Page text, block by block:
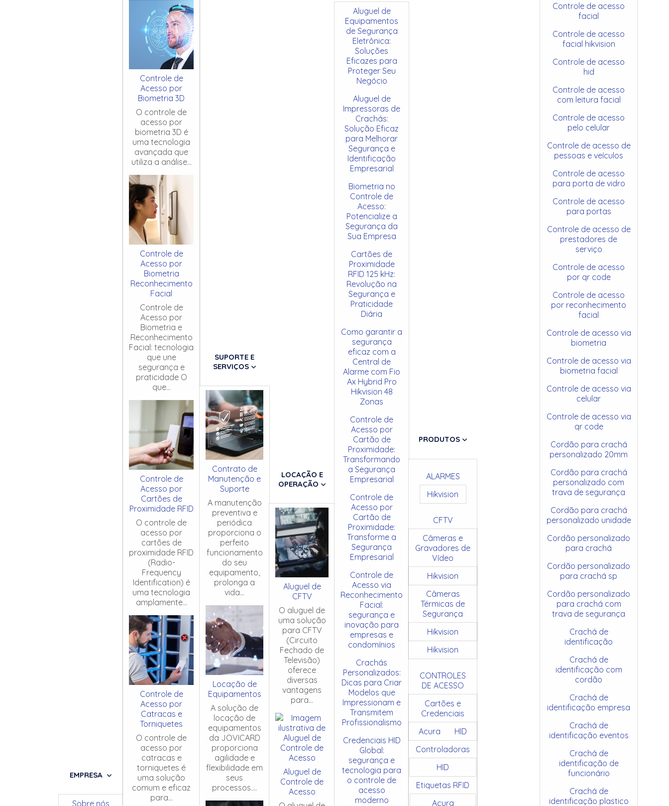
EMPRESA
Sobre nós
Controle de
Acesso por
Biometria 3D
O controle de
acesso por
biometria 3D é
uma tecnologia
avançada que
utiliza a análise...
Controle de
Acesso por
Biometria
Reconhecimento
Facial
Controle de
Acesso por
Biometria e
Reconhecimento
Facial: tecnologia
que une
segurança e
praticidade O
que...
Controle de
Acesso por
Cartões de
Proximidade RFID
O controle de
acesso por
cartões de
proximidade RFID
(Radio-
Frequency
Identification) é
uma tecnologia
amplamente...
Controle de
Acesso por
Catracas e
Torniquetes
O controle de
acesso por
catracas e
torniquetes é
uma solução
comum e eficaz
para...
SUPORTE E
SERVIÇOS
Contrato de
Manutenção e
Suporte
A manutenção
preventiva e
periódica
proporciona o
perfeito
funcionamento
do seu
equipamento,
prolonga a
vida...
Locação de
Equipamentos
A solução de
locação de
equipamentos
da JOVICARD
proporciona
agilidade e
flexibilidade em
seus
processos....
LOCAÇÃO E
OPERAÇÃO
Aluguel de
CFTV
O aluguel de
uma solução
para CFTV
(Circuito
Fechado de
Televisão)
oferece
diversas
vantagens
para...
Aluguel de
Controle de
Acesso
Aluguel de
Equipamentos
de Segurança
Eletrônica:
Soluções
Eficazes para
Proteger Seu
Negócio
Aluguel de
Impressoras de
Crachás:
Solução Eficaz
para Melhorar
Segurança e
Identificação
Empresarial
Biometria no
Controle de
Acesso:
Potencialize a
Segurança da
Sua Empresa
Cartões de
Proximidade
RFID 125 kHz:
Revolução na
Segurança e
Praticidade
Diária
Como garantir a
segurança
eficaz com a
Central de
Alarme com Fio
Ax Hybrid Pro
Hikvision 48
Zonas
Controle de
Acesso por
Cartão de
Proximidade:
Transformando
a Segurança
Empresarial
Controle de
Acesso por
Cartão de
Proximidade:
Transforme a
Segurança
Empresarial
Controle de
Acesso via
Reconhecimento
Facial:
segurança e
inovação para
empresas e
condomínios
Crachás
Personalizados:
Dicas para Criar
Modelos que
Impressionam e
Transmitem
Profissionalismo
Credenciais HID
Global:
segurança e
tecnologia para
o controle de
acesso
moderno
PRODUTOS
ALARMES
Hikvision
CFTV
Câmeras e
Gravadores de
Vídeo
Hikvision
Câmeras
Térmicas de
Segurança
Hikvision
Hikvision
CONTROLES
DE ACESSO
Cartões e
Credenciais
Acura
HID
Controladoras
HID
Etiquetas RFID
Acura
Controle de acesso
facial
Controle de acesso
facial hikvision
Controle de acesso
hid
Controle de acesso
com leitura facial
Controle de acesso
pelo celular
Controle de acesso de
pessoas e veículos
Controle de acesso
para porta de vidro
Controle de acesso
para portas
Controle de acesso de
prestadores de
serviço
Controle de acesso
por qr code
Controle de acesso
por reconhecimento
facial
Controle de acesso via
biometria
Controle de acesso via
biometria facial
Controle de acesso via
celular
Controle de acesso via
qr code
Cordão para crachá
personalizado 20mm
Cordão para crachá
personalizado com
trava de segurança
Cordão para crachá
personalizado unidade
Cordão personalizado
para crachá
Cordão personalizado
para crachá sp
Cordão personalizado
para crachá com
trava de segurança
Crachá de
identificação
Crachá de
identificação com
cordão
Crachá de
identificação empresa
Crachá de
identificação eventos
Crachá de
identificação de
funcionário
Crachá de
identificação plastico